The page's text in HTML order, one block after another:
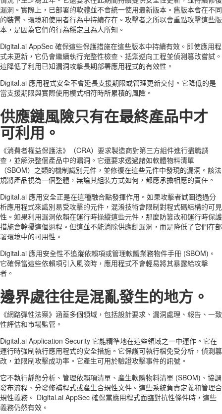
漏洞。實際上，已部署的軟體並不會統一使用最新版本。舊版本會在不同
的裝置、環境和使用者行為中持續存在。攻擊者之所以會重點攻擊這些版
本，是因為它們的行為穩定且為人所知。
Digital.ai AppSec 確保這些保護措施在這些版本中持續有效。即使應用程
式未更新，它仍會繼續執行完整性檢查、抵禦逆向工程並偵測篡改嘗試。
這降低了利用已知漏洞攻擊長期部署應用程式的有效性。
Digital.ai 應用程式安全不會延長支援期限或管理更新交付。它降低的是
當支援期限與實際使用模式相符時所累積的風險。
供應鏈風險只有在最終產品中才
可利用。
《消費者權益保護法》（CRA）要求製造商對第三方組件進行盡職調
查，並解決整個產品中的漏洞。它還要求透過諸如軟體物料清單
（SBOM）之類的機制識別元件，並修復在這些元件中發現的漏洞。該法
規將產品視為一個整體，無論其組裝方式如何，都應承擔相應的責任。
Digital.ai 應用安全正是在這種融合點發揮作用。如果攻擊者試圖透過分
析應用程式來識別易受攻擊的元件，混淆技術會限制對程式碼結構的可見
性。如果利用漏洞依賴在運行時操縱這些元件，那麼防篡改和運行時保護
措施會幹擾這個過程。但這並不能消除供應鏈漏洞，而是降低了它們在部
署環境中的可用性。
Digital.ai 應用安全性不追蹤依賴項或管理軟體業務物件手冊 (SBOM)。
它確保當這些依賴項引入風險時，應用程式不會輕易將其暴露給攻擊
者。
邊界處往往是混亂發生的地方。
《網路彈性法案》涵蓋多個領域，包括設計要求、漏洞處理、報告、一致
性評估和市場監管。
Digital.ai Application Security 它能精準地在這些領域之一中運作。它在
運行時強制執行應用程式的安全措施。它保護可執行檔免受分析，偵測篡
改，並限制攻擊成功率。它產生可用於驗證攻擊事件的訊號。
它不執行靜態分析、管理依賴項清單、產生軟體物料清單 (SBOM)、協調
發布流程、分發修補程式或產生合規性文件。這些系統負責定義和管理合
規性義務。 Digital.ai AppSec 確保當應用程式面臨對抗性條件時，這些
義務仍然有效。